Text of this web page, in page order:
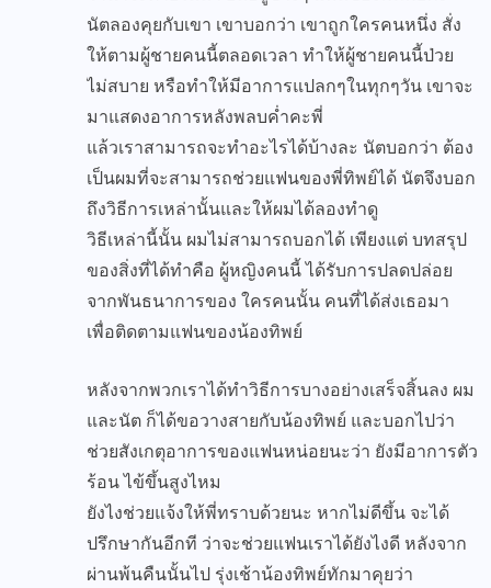
นัตลองคุยกับเขา เขาบอกว่า เขาถูกใครคนหนึ่ง สั่ง
ให้ตามผู้ชายคนนี้ตลอดเวลา ทำให้ผู้ชายคนนี้ป่วย
ไม่สบาย หรือทำให้มีอาการแปลกๆในทุกๆวัน เขาจะ
มาแสดงอาการหลังพลบค่ำคะพี่
แล้วเราสามารถจะทำอะไรได้บ้างละ นัตบอกว่า ต้อง
เป็นผมที่จะสามารถช่วยแฟนของพี่ทิพย์ได้ นัตจึงบอก
ถึงวิธีการเหล่านั้นและให้ผมได้ลองทำดู
วิธีเหล่านี้นั้น ผมไม่สามารถบอกได้ เพียงแต่ บทสรุป
ของสิ่งที่ได้ทำคือ ผู้หญิงคนนี้ ได้รับการปลดปล่อย
จากพันธนาการของ ใครคนนั้น คนที่ได้ส่งเธอมา
เพื่อติดตามแฟนของน้องทิพย์
หลังจากพวกเราได้ทำวิธีการบางอย่างเสร็จสิ้นลง ผม
และนัต ก็ได้ขอวางสายกับน้องทิพย์ และบอกไปว่า
ช่วยสังเกตุอาการของแฟนหน่อยนะว่า ยังมีอาการตัว
ร้อน ไข้ขึ้นสูงไหม
ยังไงช่วยแจ้งให้พี่ทราบด้วยนะ หากไม่ดีขึ้น จะได้
ปรึกษากันอีกที ว่าจะช่วยแฟนเราได้ยังไงดี หลังจาก
ผ่านพ้นคืนนั้นไป รุ่งเช้าน้องทิพย์ทักมาคุยว่า